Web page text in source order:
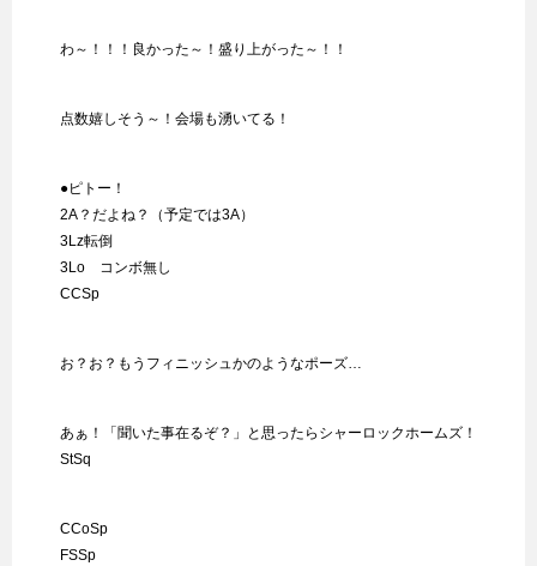
わ～！！！良かった～！盛り上がった～！！
点数嬉しそう～！会場も湧いてる！
●ピトー！
2A？だよね？（予定では3A）
3Lz転倒
3Lo コンボ無し
CCSp
お？お？もうフィニッシュかのようなポーズ…
あぁ！「聞いた事在るぞ？」と思ったらシャーロックホームズ！
StSq
CCoSp
FSSp